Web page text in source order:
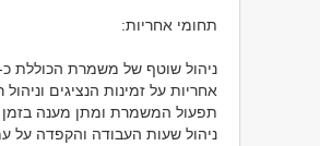
תחומי אחריות:
ניהול שוטף של משמרת הכוללת כ-50
אחריות על זמינות הנציגים
תפעול המשמרת ומתן מענה
ניהול שעות העבודה והקפדה על